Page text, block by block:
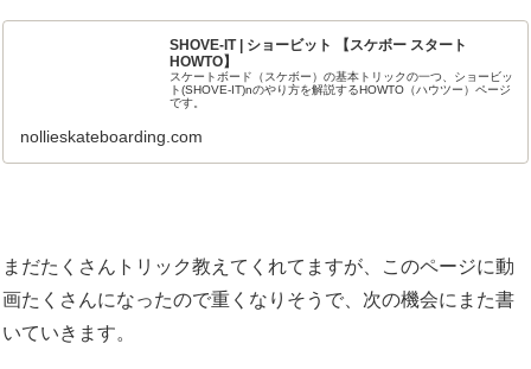
SHOVE-IT | ショービット 【スケボー スタート
HOWTO】
スケートボード（スケボー）の基本トリックの一つ、ショービッ
ト(SHOVE-IT)nのやり方を解説するHOWTO（ハウツー）ページ
です。
nollieskateboarding.com
まだたくさんトリック教えてくれてますが、このページに動
画たくさんになったので重くなりそうで、次の機会にまた書
いていきます。